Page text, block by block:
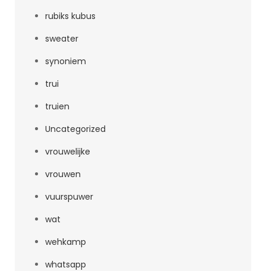
rubiks kubus
sweater
synoniem
trui
truien
Uncategorized
vrouwelijke
vrouwen
vuurspuwer
wat
wehkamp
whatsapp